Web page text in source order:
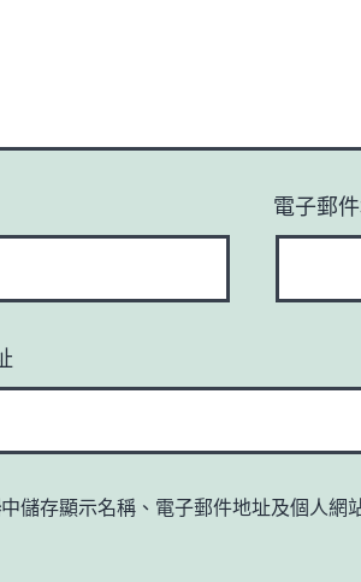
電子郵
中儲存顯示名稱、電子郵件地址及個人網